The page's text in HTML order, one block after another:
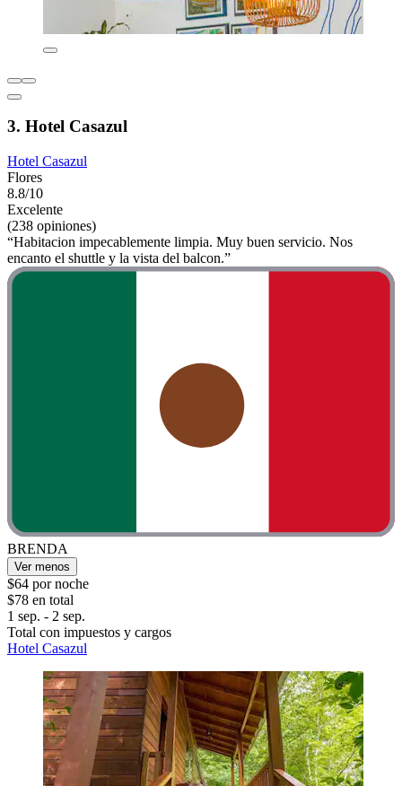
3. Hotel Casazul
Hotel Casazul
Flores
8.8/10
Excelente
(238 opiniones)
“Habitacion impecablemente limpia. Muy buen servicio. Nos
encanto el shuttle y la vista del balcon.”
BRENDA
Ver menos
$64 por noche
$78 en total
1 sep. - 2 sep.
Total con impuestos y cargos
Hotel Casazul